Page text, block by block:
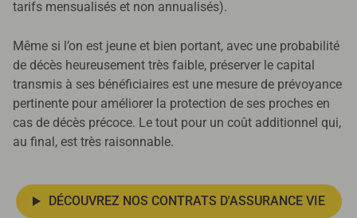
tarifs mensualisés et non annualisés).
Même si l’on est jeune et bien portant, avec une probabilité
de décès heureusement très faible, préserver le capital
transmis à ses bénéficiaires est une mesure de prévoyance
pertinente pour améliorer la protection de ses proches en
cas de décès précoce. Le tout pour un coût additionnel qui,
au final, est très raisonnable.
DÉCOUVREZ NOS CONTRATS D'ASSURANCE VIE